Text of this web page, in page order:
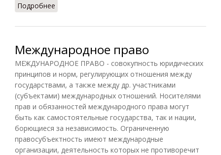
Подробнее
Международное право
МЕЖДУНАРОДНОЕ ПРАВО - совокупность юридических
принципов и норм, регулирующих отношения между
государствами, а также между др. участниками
(субъектами) международных отношений. Носителями
прав и обязанностей международного права могут
быть как самостоятельные государства, так и нации,
борющиеся за независимость. Ограниченную
правосубъектность имеют международные
организации, деятельность которых не противоречит